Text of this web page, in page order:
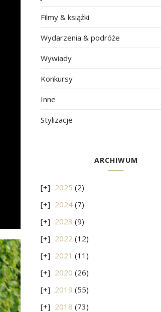
Filmy & książki
Wydarzenia & podróże
Wywiady
Konkursy
Inne
Stylizacje
ARCHIWUM
2025 (2)
2024 (7)
2023 (9)
2022 (12)
2021 (11)
2020 (26)
2019 (55)
2018 (73)